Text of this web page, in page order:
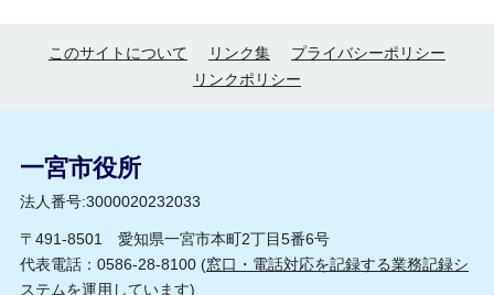
このサイトについて リンク集
プライバシーポリシー
リンクポリシー
一宮市役所
法人番号:3000020232033
〒491-8501 愛知県一宮市本町2丁目5番6号
代表電話：0586-28-8100 (窓口・電話対応を記録する業務記録シ
ステムを運用しています)